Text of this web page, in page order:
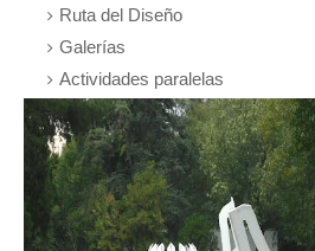
Ruta del Diseño
Galerías
Actividades paralelas